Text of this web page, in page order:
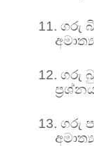
11. ගරු
12. ගරු
13. ගරු